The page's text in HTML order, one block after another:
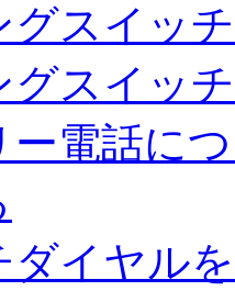
グスイッ
グスイッ
電話に
ダイヤル